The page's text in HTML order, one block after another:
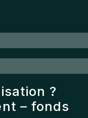
?
– fonds